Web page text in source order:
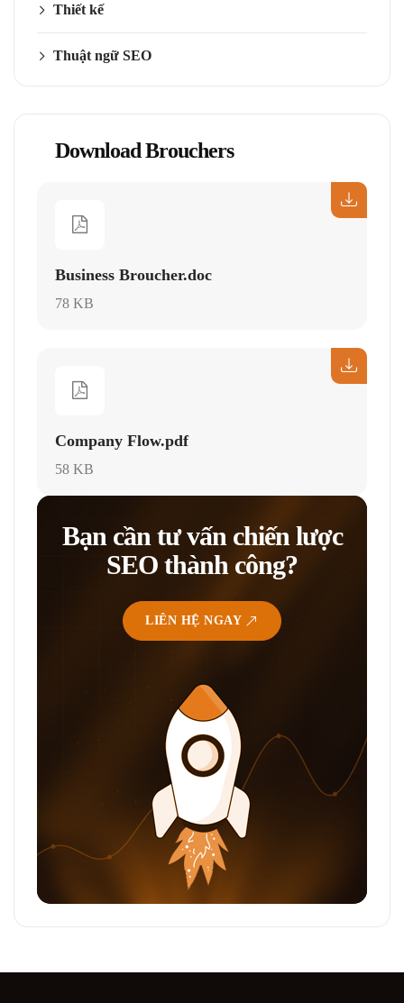
Thiết kế
Thuật ngữ SEO
Download Brouchers
Business Broucher.doc
78 KB
Company Flow.pdf
58 KB
Bạn cần tư vấn chiến lược
SEO thành công?
LIÊN HỆ NGAY